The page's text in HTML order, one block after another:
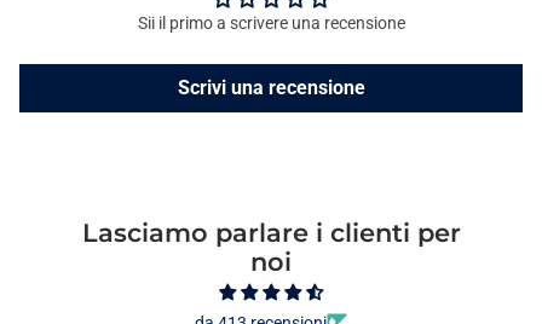
Sii il primo a scrivere una recensione
Scrivi una recensione
Lasciamo parlare i clienti per
noi